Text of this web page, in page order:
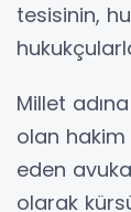
tesisinin,
Millet
olan hakim
eden
olarak